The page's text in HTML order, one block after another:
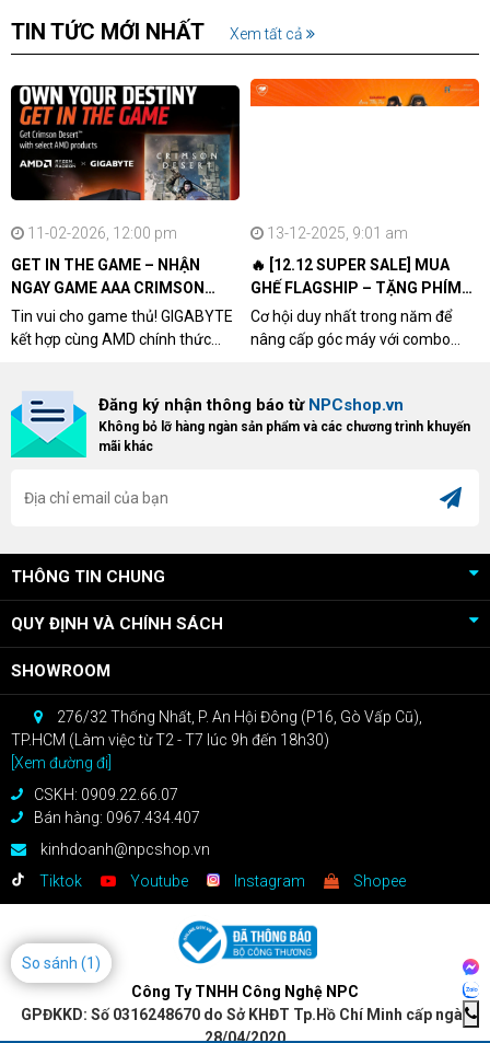
TIN TỨC MỚI NHẤT Xem tất cả
11-02-2026, 12:00 pm
GET IN THE GAME – NHẬN
NGAY GAME AAA CRIMSON
DESERT CÙNG GIGABYTE &
AMD
Tin vui cho game thủ! GIGABYTE
kết hợp cùng AMD chính thức
khách hàng sở hữu VGA Radeon
RX 9070 / RX 9070 XT.
13-12-2025, 9:01 am
🔥 [12.12 SUPER SALE] MUA
GHẾ FLAGSHIP – TẶNG PHÍM
CƠ XỊN
Cơ hội duy nhất trong năm để
nâng cấp góc máy với combo
dòng ghế Gaming cao cấp nhất,
bạn sẽ nhận ngay quà tặng trị giá
Đăng ký nhận thông báo từ NPCshop.vn
Không bỏ lỡ hàng ngàn sản phẩm và các chương trình khuyến
mãi khác
THÔNG TIN CHUNG
QUY ĐỊNH VÀ CHÍNH SÁCH
SHOWROOM
276/32 Thống Nhất, P. An Hội Đông (P16, Gò Vấp Cũ),
TP.HCM (Làm việc từ T2 - T7 lúc 9h đến 18h30)
[Xem đường đi]
CSKH: 0909.22.66.07
Bán hàng: 0967.434.407
kinhdoanh@npcshop.vn
Tiktok
Youtube Instagram Shopee
Công Ty TNHH Công Nghệ NPC
GPĐKKD: Số 0316248670 do Sở KHĐT Tp.Hồ Chí Minh cấp ngày
28/04/2020
So sánh (1)